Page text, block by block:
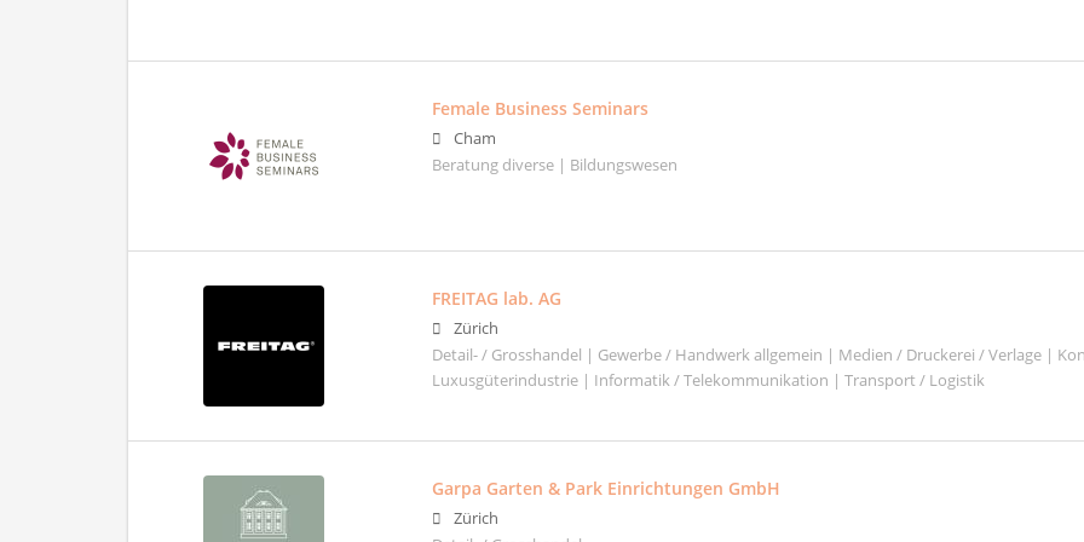
Female Business Seminars
Cham
Beratung diverse | Bildungswesen
FREITAG lab. AG
Zürich
Detail- / Grosshandel | Gewerbe / Handwerk allgemein | Medien / Druckerei / Verlage |
Luxusgüterindustrie | Informatik / Telekommunikation | Transport / Logistik
Garpa Garten & Park Einrichtungen GmbH
Zürich